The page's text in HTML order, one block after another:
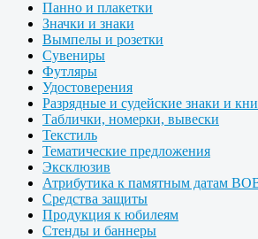
Панно и плакетки
Значки и знаки
Вымпелы и розетки
Сувениры
Футляры
Удостоверения
Разрядные и судейские знаки и
Таблички, номерки, вывески
Текстиль
Тематические предложения
Эксклюзив
Атрибутика к памятным датам
Средства защиты
Продукция к юбилеям
Стенды и баннеры